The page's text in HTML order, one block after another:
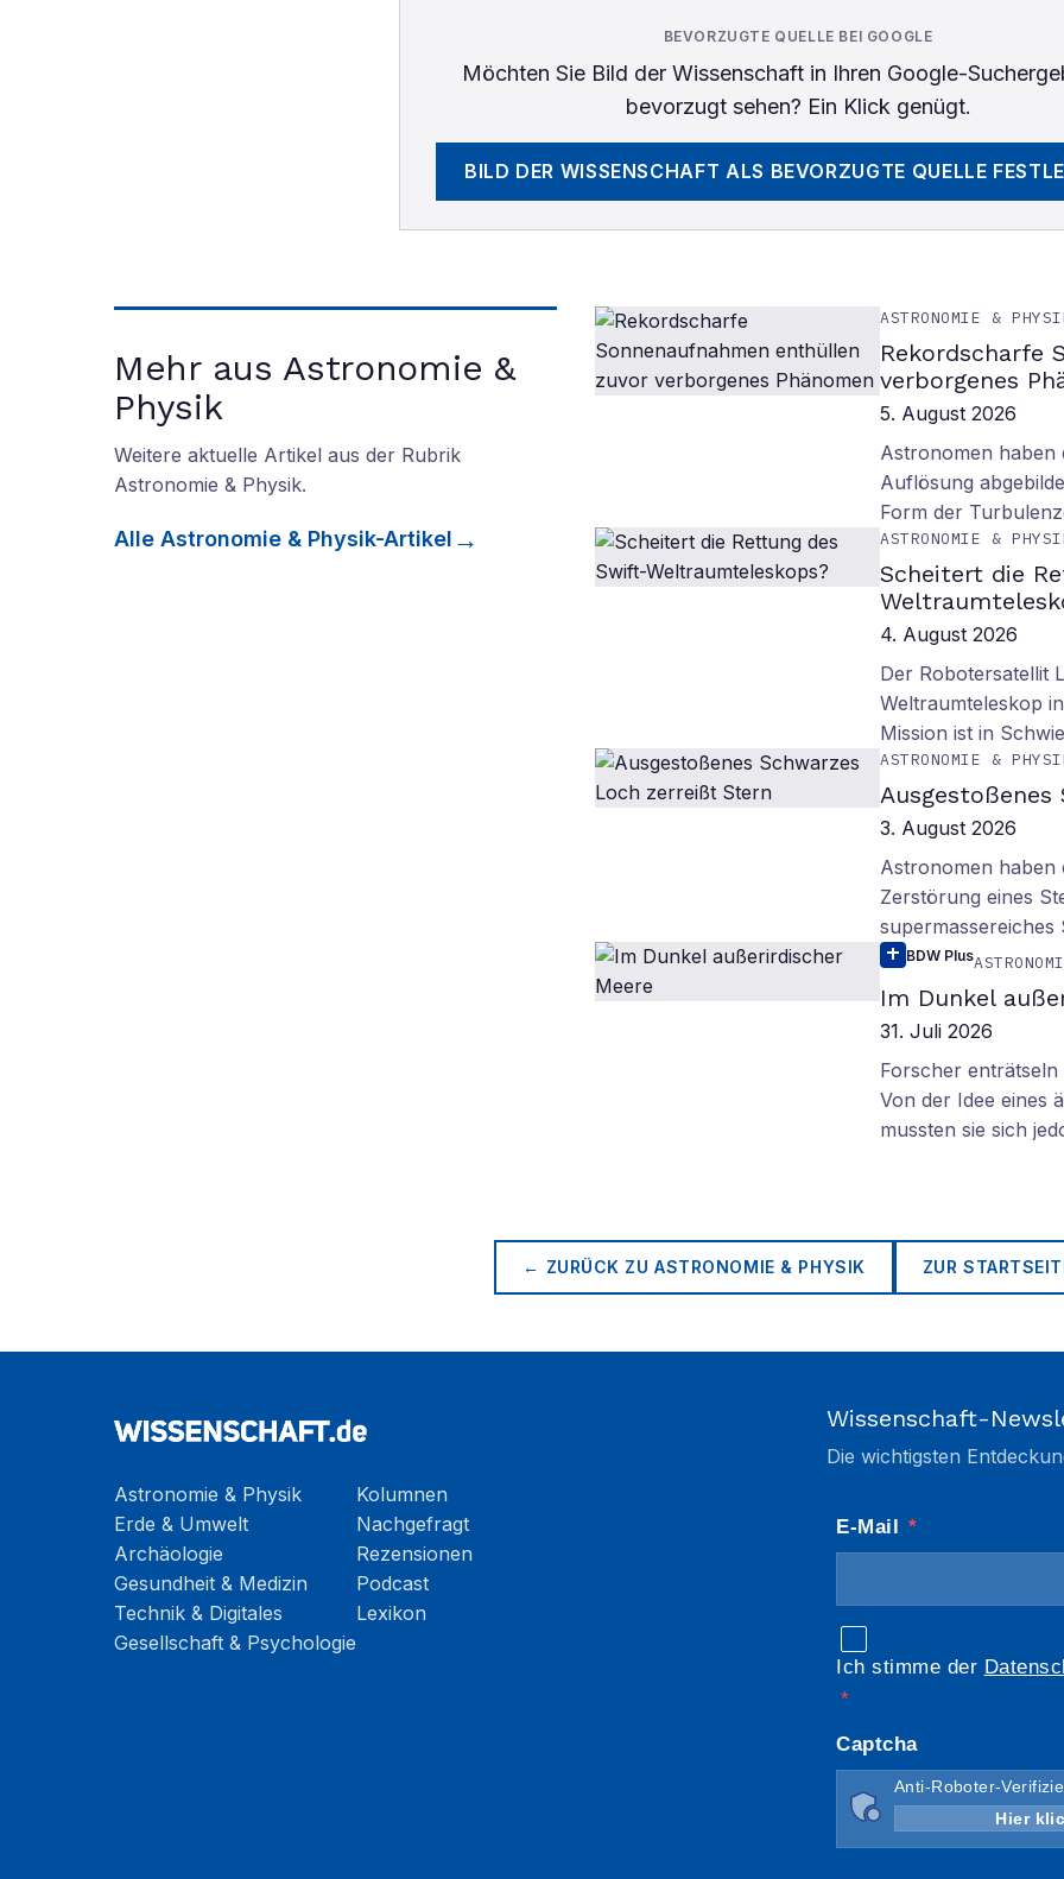
BEVORZUGTE QUELLE BEI GOOGLE
Möchten Sie Bild der Wissenschaftin Ihren Google-
bevorzugt sehen? Ein Klick genügt.
BILD DER WISSENSCHAFT ALS BEVORZUGTE QUELLE
Mehr aus Astronomie &
Physik
Weitere aktuelle Artikel aus der Rubrik
Astronomie & Physik.
Alle Astronomie & Physik-Artikel
ASTRONOMIE &
Rekordscharfe
verborgenes
5. August 2026
Astronomen
Auflösung
Form der
ASTRONOMIE &
Scheitert die
4. August 2026
Der Robotersatellit
Weltraumteleskop
Mission ist in
ASTRONOMIE &
3. August 2026
Astronomen haben
Zerstörung eines
supermassereiches
BDW Plus
Im Dunkel
31. Juli 2026
Forscher enträtseln
Von der Idee eines
mussten sie sich
← ZURÜCK ZUASTRONOMIE & PHYSIK ZUR
Astronomie & Physik
Erde & Umwelt
Archäologie
Gesundheit & Medizin
Technik & Digitales
Gesellschaft & Psychologie
Kolumnen
Nachgefragt
Rezensionen
Podcast
Lexikon
Wissenschaft-
Die wichtigsten